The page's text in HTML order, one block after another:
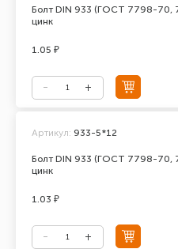
Болт DIN 933 (ГОСТ 7798-70,
цинк
1.05 ₽
Болт DIN 933 (ГОСТ 7798-70,
цинк
Артикул: 933-5*12
1.03 ₽